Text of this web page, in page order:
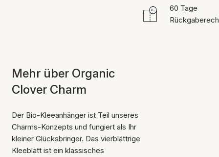
60 Tage
Mehr über Organic
Clover Charm
Der Bio-Kleeanhänger ist Teil unseres
Charms-Konzepts und fungiert als Ihr
kleiner Glücksbringer. Das vierblättrige
Kleeblatt ist ein klassisches